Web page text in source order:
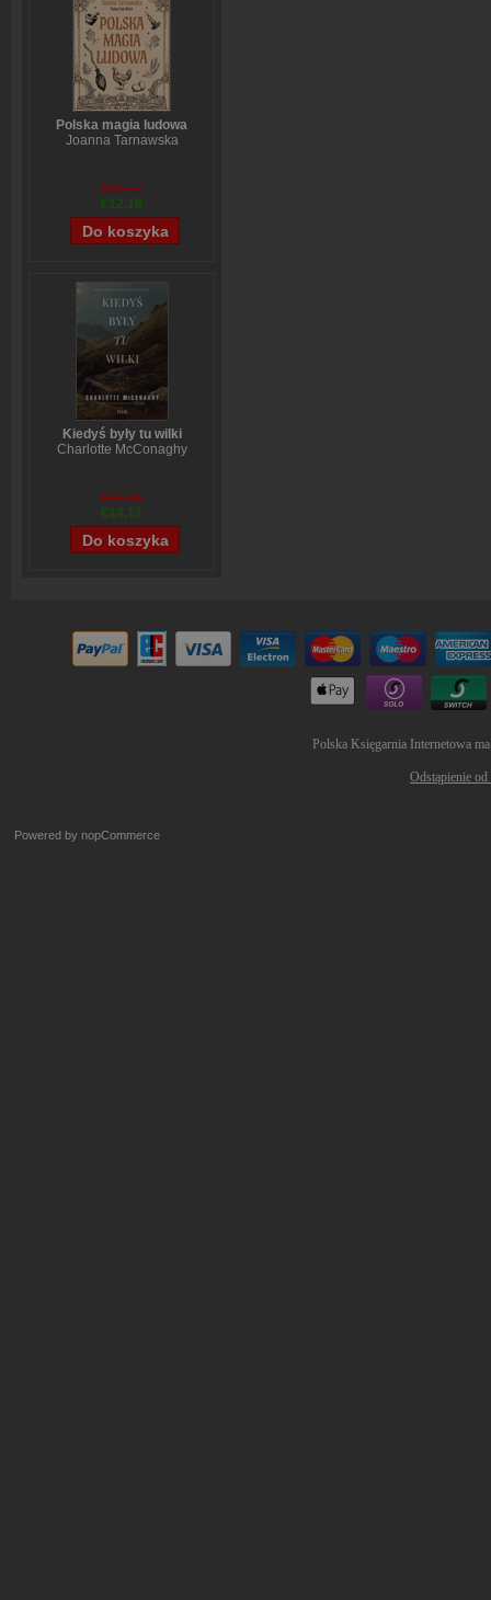
Polska magia ludowa
Joanna Tarnawska
€15,17
€12,18
Kiedyś były tu wilki
Charlotte McConaghy
€17,66
€14,17
Polska Księgarnia Internetowa
Odstąpienie
Powered by nopCommerce